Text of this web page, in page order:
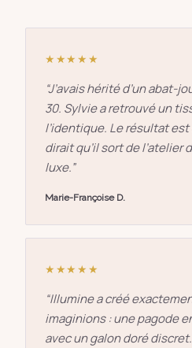
★★★★★
“J’avais hérité d’un abat-
30. Sylvie a retrouvé un
l’identique. Le résultat
dirait qu’il sort de l’atelier
luxe.”
Marie-Françoise D.
★★★★★
“Illumine a créé
imaginions : une pagode
avec un galon doré